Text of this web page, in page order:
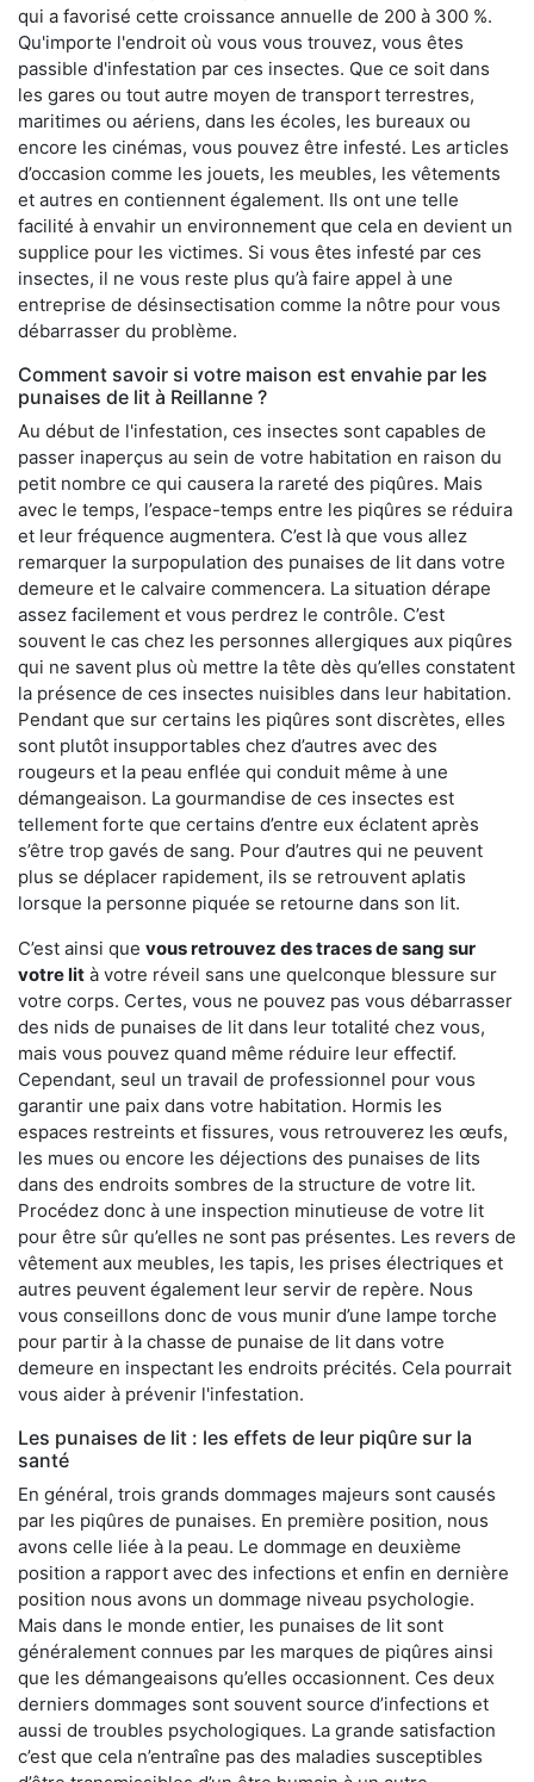
qui a favorisé cette croissance annuelle de 200 à 300 %.
Qu'importe l'endroit où vous vous trouvez, vous êtes
passible d'infestation par ces insectes. Que ce soit dans
les gares ou tout autre moyen de transport terrestres,
maritimes ou aériens, dans les écoles, les bureaux ou
encore les cinémas, vous pouvez être infesté. Les articles
d’occasion comme les jouets, les meubles, les vêtements
et autres en contiennent également. Ils ont une telle
facilité à envahir un environnement que cela en devient un
supplice pour les victimes. Si vous êtes infesté par ces
insectes, il ne vous reste plus qu’à faire appel à une
entreprise de désinsectisation comme la nôtre pour vous
débarrasser du problème.
Comment savoir si votre maison est envahie par les
punaises de lit à Reillanne ?
Au début de l'infestation, ces insectes sont capables de
passer inaperçus au sein de votre habitation en raison du
petit nombre ce qui causera la rareté des piqûres. Mais
avec le temps, l’espace-temps entre les piqûres se réduira
et leur fréquence augmentera. C’est là que vous allez
remarquer la surpopulation des punaises de lit dans votre
demeure et le calvaire commencera. La situation dérape
assez facilement et vous perdrez le contrôle. C’est
souvent le cas chez les personnes allergiques aux piqûres
qui ne savent plus où mettre la tête dès qu’elles constatent
la présence de ces insectes nuisibles dans leur habitation.
Pendant que sur certains les piqûres sont discrètes, elles
sont plutôt insupportables chez d’autres avec des
rougeurs et la peau enflée qui conduit même à une
démangeaison. La gourmandise de ces insectes est
tellement forte que certains d’entre eux éclatent après
s’être trop gavés de sang. Pour d’autres qui ne peuvent
plus se déplacer rapidement, ils se retrouvent aplatis
lorsque la personne piquée se retourne dans son lit.
C’est ainsi que vous retrouvez des traces de sang sur
votre lit à votre réveil sans une quelconque blessure sur
votre corps. Certes, vous ne pouvez pas vous débarrasser
des nids de punaises de lit dans leur totalité chez vous,
mais vous pouvez quand même réduire leur effectif.
Cependant, seul un travail de professionnel pour vous
garantir une paix dans votre habitation. Hormis les
espaces restreints et fissures, vous retrouverez les œufs,
les mues ou encore les déjections des punaises de lits
dans des endroits sombres de la structure de votre lit.
Procédez donc à une inspection minutieuse de votre lit
pour être sûr qu’elles ne sont pas présentes. Les revers de
vêtement aux meubles, les tapis, les prises électriques et
autres peuvent également leur servir de repère. Nous
vous conseillons donc de vous munir d’une lampe torche
pour partir à la chasse de punaise de lit dans votre
demeure en inspectant les endroits précités. Cela pourrait
vous aider à prévenir l'infestation.
Les punaises de lit : les effets de leur piqûre sur la
santé
En général, trois grands dommages majeurs sont causés
par les piqûres de punaises. En première position, nous
avons celle liée à la peau. Le dommage en deuxième
position a rapport avec des infections et enfin en dernière
position nous avons un dommage niveau psychologie.
Mais dans le monde entier, les punaises de lit sont
généralement connues par les marques de piqûres ainsi
que les démangeaisons qu’elles occasionnent. Ces deux
derniers dommages sont souvent source d’infections et
aussi de troubles psychologiques. La grande satisfaction
c’est que cela n’entraîne pas des maladies susceptibles